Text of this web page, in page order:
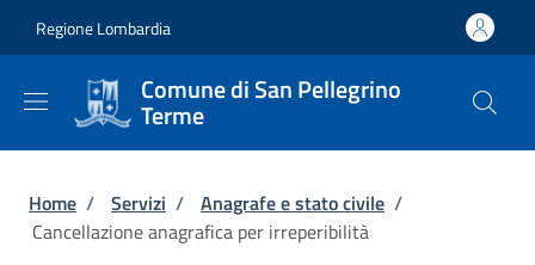
Regione Lombardia
Comune di San Pellegrino
Terme
Briciole di pane
Home / Servizi / Anagrafe e stato civile /
Cancellazione anagrafica per irreperibilità